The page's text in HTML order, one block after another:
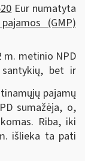
Eur numatyta
(GMP)
m. metinio NPD
bet ir
pajamų
sumažėja, o,
Riba, iki
išlieka ta pati